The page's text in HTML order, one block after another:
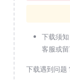
下载须
客服或
下载遇到问题